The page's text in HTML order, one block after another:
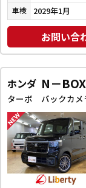
車検 2029年1月
お問い合
ホンダ N－